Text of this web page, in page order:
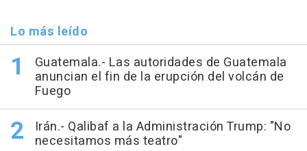
Lo más leído
Guatemala.- Las autoridades de Guatemala
anuncian el fin de la erupción del volcán de
Fuego
Irán.- Qalibaf a la Administración Trump: "No
necesitamos más teatro"